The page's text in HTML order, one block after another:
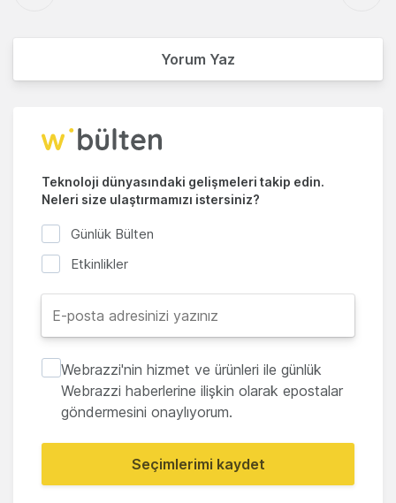
Yorum Yaz
Teknoloji dünyasındaki gelişmeleri takip edin.
Neleri size ulaştırmamızı istersiniz?
Günlük Bülten
Etkinlikler
Webrazzi'nin hizmet ve ürünleri ile günlük
Webrazzi haberlerine ilişkin olarak epostalar
göndermesini onaylıyorum.
Seçimlerimi kaydet